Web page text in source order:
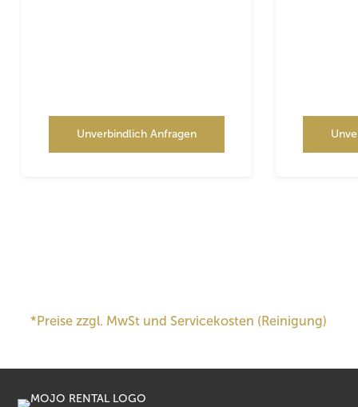
Unverbindlich Anfragen
*Preise zzgl. MwSt und Servicekosten (Reinigung)